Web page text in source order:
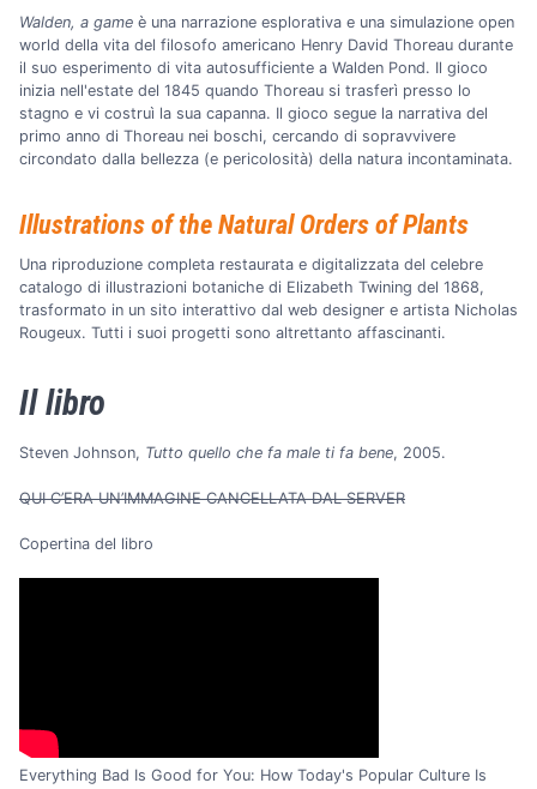
Walden, a game è una narrazione esplorativa e una simulazione open
world della vita del filosofo americano Henry David Thoreau durante
il suo esperimento di vita autosufficiente a Walden Pond. Il gioco
inizia nell'estate del 1845 quando Thoreau si trasferì presso lo
stagno e vi costruì la sua capanna. Il gioco segue la narrativa del
primo anno di Thoreau nei boschi, cercando di sopravvivere
circondato dalla bellezza (e pericolosità) della natura incontaminata.
Illustrations of the Natural Orders of Plants
Una riproduzione completa restaurata e digitalizzata del celebre
catalogo di illustrazioni botaniche di Elizabeth Twining del 1868,
trasformato in un sito interattivo dal web designer e artista Nicholas
Rougeux. Tutti i suoi progetti sono altrettanto affascinanti.
Il libro
Steven Johnson, Tutto quello che fa male ti fa bene, 2005.
QUI C’ERA UN’IMMAGINE CANCELLATA DAL SERVER
Copertina del libro
Everything Bad Is Good for You: How Today's Popular Culture Is